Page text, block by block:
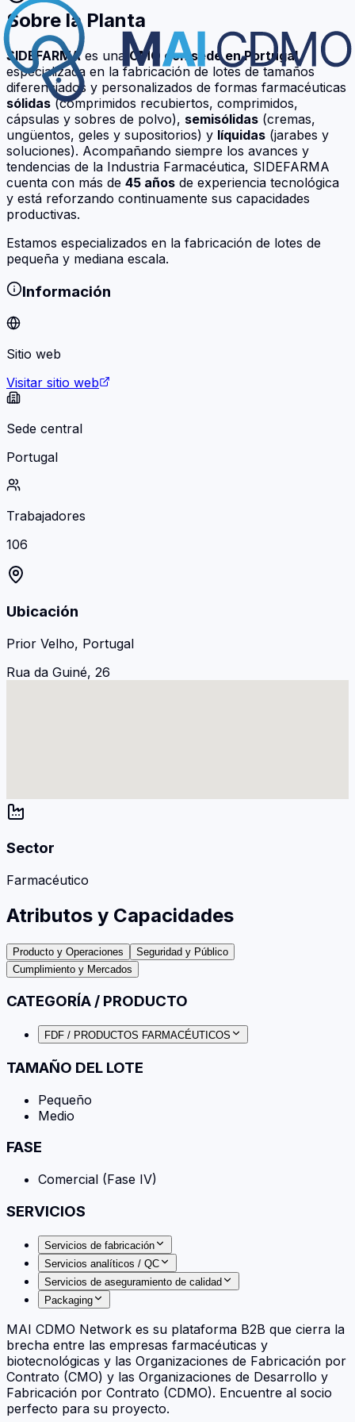
Sobre la Planta
SIDEFARMAes una CMO con sede en Portugal,
especializada en la fabricación de lotes de tamaños
diferenciados y personalizados de formas farmacéuticas
sólidas (comprimidos recubiertos, comprimidos,
cápsulas y sobres de polvo), semisólidas (cremas,
ungüentos, geles y supositorios) y líquidas (jarabes y
soluciones). Acompañando siempre los avances y
tendencias de la Industria Farmacéutica, SIDEFARMA
cuenta con más de 45 años de experiencia tecnológica
y está reforzando continuamente sus capacidades
productivas.
Estamos especializados en la fabricación de lotes de
pequeña y mediana escala.
Información
Sitio web
Visitar sitio web
Sede central
Portugal
Trabajadores
106
Ubicación
Prior Velho, Portugal
Rua da Guiné, 26
Sector
Farmacéutico
Atributos y Capacidades
Producto y Operaciones
Seguridad y Público
Cumplimiento y Mercados
CATEGORÍA / PRODUCTO
FDF / PRODUCTOS FARMACÉUTICOS
TAMAÑO DEL LOTE
Pequeño
Medio
FASE
Comercial (Fase IV)
SERVICIOS
Servicios de fabricación
Servicios analíticos / QC
Servicios de aseguramiento de calidad
Packaging
MAI CDMO Network es su plataforma B2B que cierra la
brecha entre las empresas farmacéuticas y
biotecnológicas y las Organizaciones de Fabricación por
Contrato (CMO) y las Organizaciones de Desarrollo y
Fabricación por Contrato (CDMO). Encuentre al socio
perfecto para su proyecto.